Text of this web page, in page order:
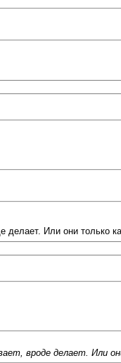
делает. Или они только
вроде делает. Или